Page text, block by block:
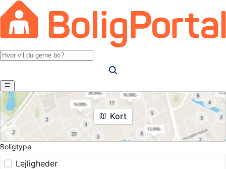
Kort
Boligtype
Lejligheder